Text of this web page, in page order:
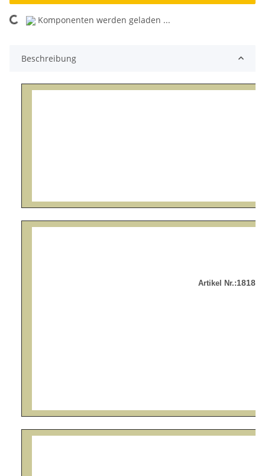
Loading... Komponenten werden geladen ...
Beschreibung
Artikel Nr.: